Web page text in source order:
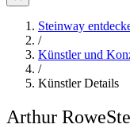
Steinway
/
Künstler und
/
Künstler Details
Arthur Rowe